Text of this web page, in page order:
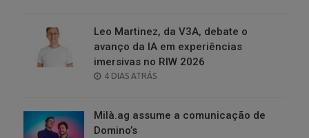
Leo Martinez, da V3A, debate o
avanço da IA em experiências
imersivas no RIW 2026
POSTED
4 DIAS ATRÁS
Milà.ag assume a comunicação de
Domino’s